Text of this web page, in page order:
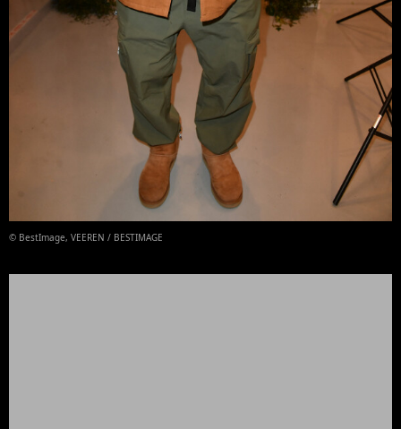
© BestImage, VEEREN / BESTIMAGE